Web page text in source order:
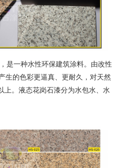
是一种水性环保建筑涂料。由改性
生的色彩更逼真、更耐久，对天然
上。液态花岗石漆分为水包水、水